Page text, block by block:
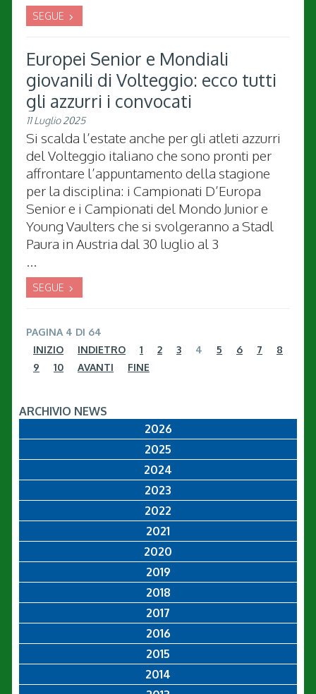
SEGUE
Europei Senior e Mondiali
giovanili di Volteggio: ecco tutti
gli azzurri i convocati
11 Luglio 2025
Si scalda l’estate anche per gli atleti azzurri
del Volteggio italiano che sono pronti per
affrontare l’appuntamento della stagione
per la disciplina: i Campionati D’Europa
Senior e i Campionati del Mondo Junior e
Young Vaulters che si svolgeranno a Stadl
Paura in Austria dal 30 luglio al 3
...
SEGUE
PAGINA 4 DI 64
INIZIO
INDIETRO 1 2 3 4 5 6 7
8
9
10 AVANTI FINE
ARCHIVIO NEWS
2026
2025
2024
2023
2022
2021
2020
2019
2018
2017
2016
2015
2014